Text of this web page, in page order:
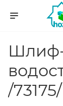
/73175/